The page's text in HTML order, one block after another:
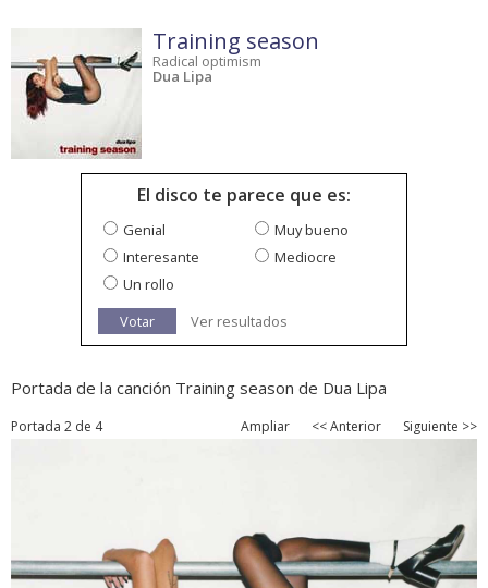
Training season
Radical optimism
Dua Lipa
El disco te parece que es:
Genial
Muy bueno
Interesante
Mediocre
Un rollo
Votar
Ver resultados
Portada de la canción Training season de Dua Lipa
Portada 2 de 4 Ampliar << Anterior Siguiente >>